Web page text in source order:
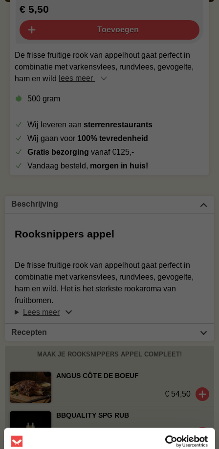
De frisse fruitige rook van appelhout gaat perfect in
combinatie met varkensvlees, rundvlees, gevogelte,
ham en wild
lees meer
500 gram
€ 5,50
Toevoegen
Wij leveren aan sterrenrestaurants
Wij gaan voor 100% tevredenheid
Gratis bezorging vanaf €125,-
Vandaag besteld, morgen in huis!
Beschrijving
Rooksnippers appel
De frisse fruitige rook van appelhout gaat perfect in
combinatie met varkensvlees, rundvlees, gevogelte,
ham en wild. Het is het sterkste rookaroma van
fruitbomen.
Lees meer
Recepten
MAAK JE ROOKSNIPPERS APPEL COMPLEET!
ANGUS CÔTE DE BOEUF
€ 54,50
BBQUALITY SPG RUB
€ 10,50